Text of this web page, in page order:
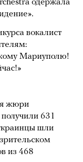
одержала
вокалист
Мариуполю!
жюри
631
шли
из 468